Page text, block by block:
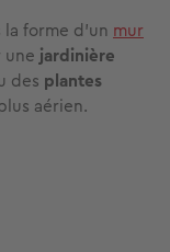
forme d’un mur
une jardinière
des plantes
aérien.